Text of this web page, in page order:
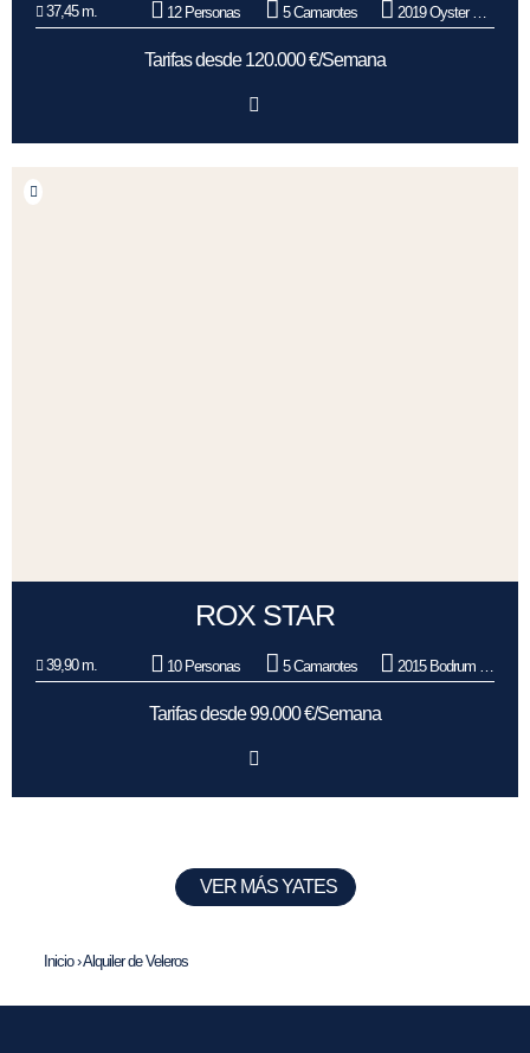
37,45 m. 12 Personas 5 Camarotes 2019 Oyster Marine
Tarifas desde 120.000 €/Semana
ROX STAR
39,90 m. 10 Personas 5 Camarotes 2015 Bodrum Oguz Marin
Tarifas desde 99.000 €/Semana
VER MÁS YATES
Inicio›Alquiler de Veleros